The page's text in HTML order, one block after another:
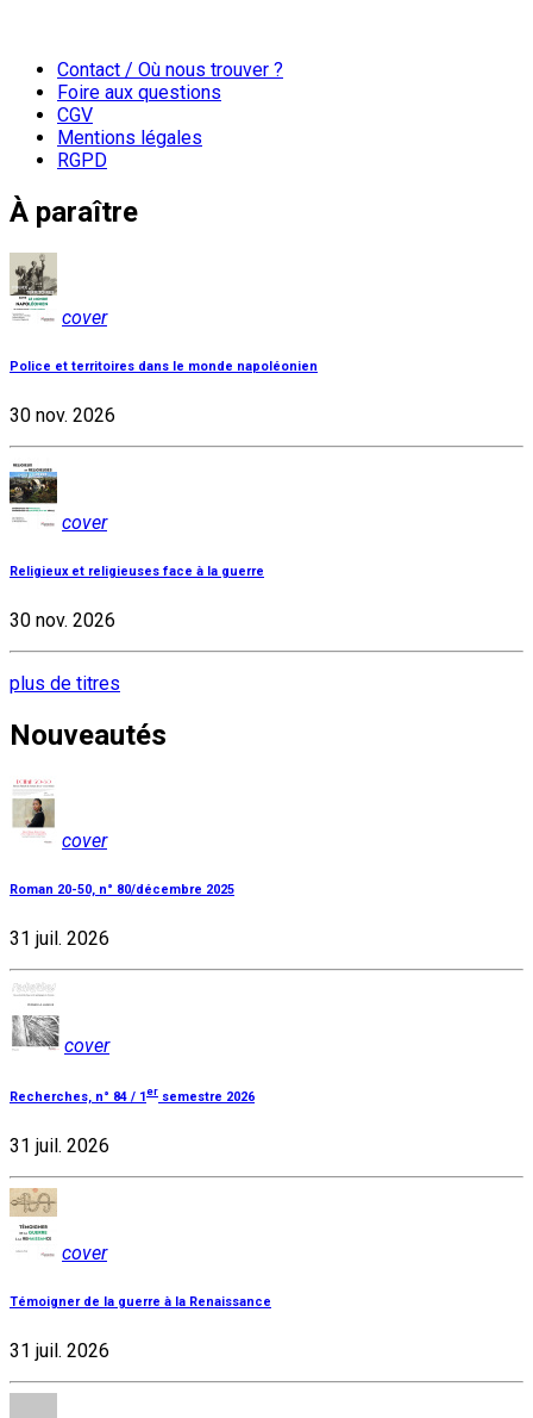
Contact / Où nous trouver ?
Foire aux questions
CGV
Mentions légales
RGPD
À paraître
cover
Police et territoires dans le monde napoléonien
30 nov. 2026
cover
Religieux et religieuses face à la guerre
30 nov. 2026
plus de titres
Nouveautés
cover
Roman 20-50, n° 80/décembre 2025
31 juil. 2026
cover
Recherches, n° 84 / 1 er semestre 2026
31 juil. 2026
cover
Témoigner de la guerre à la Renaissance
31 juil. 2026